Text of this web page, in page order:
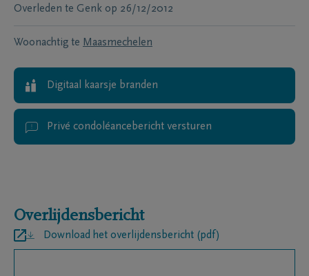
Overleden te Genk op 26/12/2012
Woonachtig te Maasmechelen
Digitaal kaarsje branden
Privé condoléancebericht versturen
Overlijdensbericht
Download het overlijdensbericht (pdf)